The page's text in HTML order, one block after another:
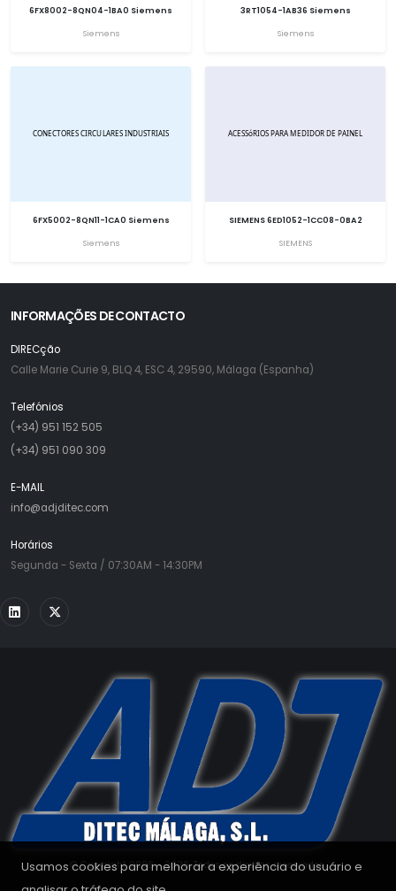
Usamos cookies para melhorar a experiência do usuário e
6FX8002-8QN04-1BA0 Siemens
Siemens
3RT1054-1AB36 Siemens
Siemens
6FX5002-8QN11-1CA0 Siemens
Siemens
SIEMENS 6ED1052-1CC08-0BA2
SIEMENS
INFORMAÇÕES DE CONTACTO
DIRECção
Calle Marie Curie 9, BLQ 4, ESC 4, 29590, Málaga (Espanha)
Telefónios
(+34) 951 152 505
(+34) 951 090 309
E-MAIL
info@adjditec.com
Horários
Segunda - Sexta / 07:30AM - 14:30PM
© Copyright 2008 - 2026. Todos os direitos reservados.